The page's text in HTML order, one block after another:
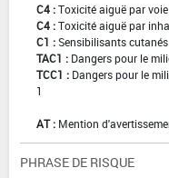
C4 :Toxicité aiguë par
C4 :Toxicité aiguë par
C1 :Sensibilisants cutanés
TAC1 : Dangers pour le
TCC1 : Dangers pour le
1
AT : Mention
PHRASE DE RISQUE